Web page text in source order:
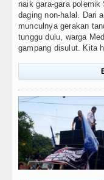
naik gara-gara
daging non-halal. Dari
munculnya gerakan
tunggu dulu, warga
gampang disulut. Kita